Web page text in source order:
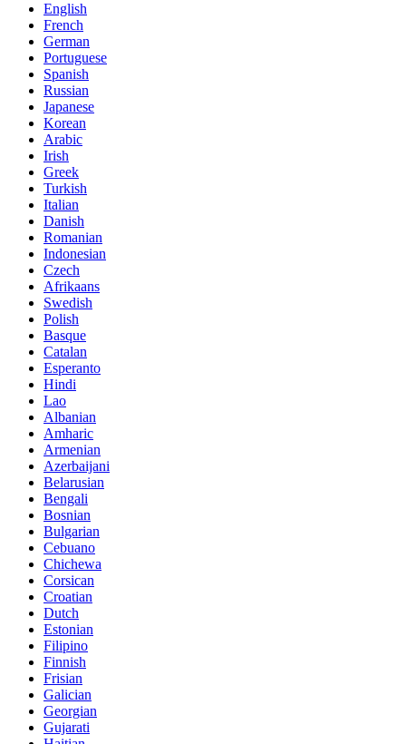
English
French
German
Portuguese
Spanish
Russian
Japanese
Korean
Arabic
Irish
Greek
Turkish
Italian
Danish
Romanian
Indonesian
Czech
Afrikaans
Swedish
Polish
Basque
Catalan
Esperanto
Hindi
Lao
Albanian
Amharic
Armenian
Azerbaijani
Belarusian
Bengali
Bosnian
Bulgarian
Cebuano
Chichewa
Corsican
Croatian
Dutch
Estonian
Filipino
Finnish
Frisian
Galician
Georgian
Gujarati